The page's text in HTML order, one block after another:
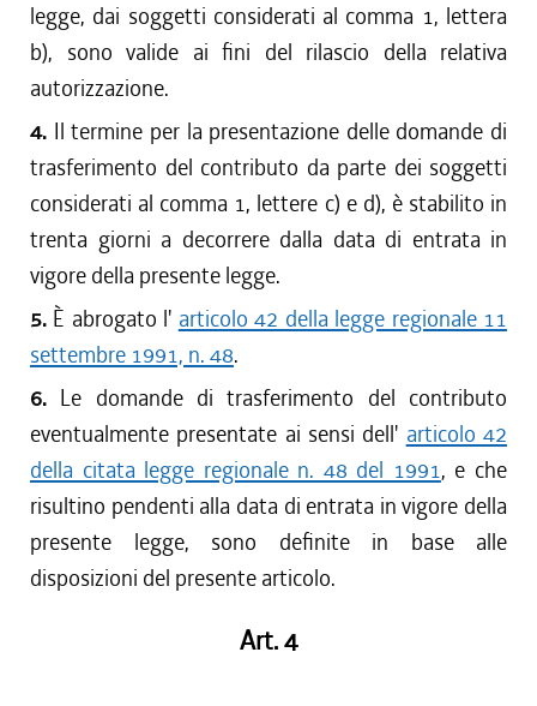
legge, dai soggetti considerati al comma 1, lettera
b), sono valide ai fini del rilascio della relativa
autorizzazione.
4. Il termine per la presentazione delle domande di
trasferimento del contributo da parte dei soggetti
considerati al comma 1, lettere c) e d), è stabilito in
trenta giorni a decorrere dalla data di entrata in
vigore della presente legge.
5. È abrogato l' articolo 42 della legge regionale 11
settembre 1991, n. 48.
6. Le domande di trasferimento del contributo
eventualmente presentate ai sensi dell' articolo 42
della citata legge regionale n. 48 del 1991, e che
risultino pendenti alla data di entrata in vigore della
presente legge, sono definite in base alle
disposizioni del presente articolo.
Art. 4